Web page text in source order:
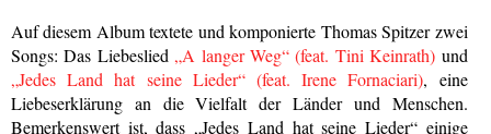
Auf diesem Album textete und komponierte Thomas Spitzer zwei
Songs: Das Liebeslied „A langer Weg“ (feat. Tini Keinrath) und
„Jedes Land hat seine Lieder“ (feat. Irene Fornaciari), eine
Liebeserklärung an die Vielfalt der Länder und Menschen.
Bemerkenswert ist, dass „Jedes Land hat seine Lieder“ einige